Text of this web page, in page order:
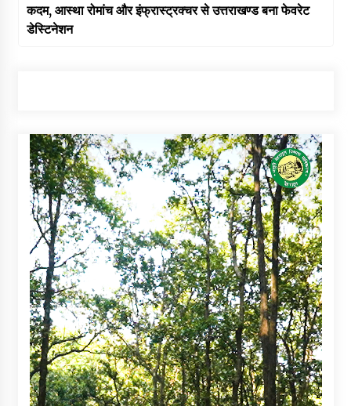
कदम, आस्था रोमांच और इंफ्रास्ट्रक्चर से उत्तराखण्ड बना फेवरेट
डेस्टिनेशन